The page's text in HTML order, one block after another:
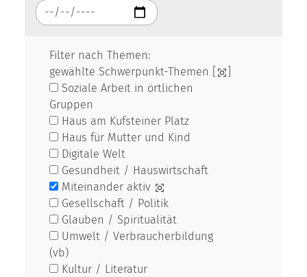
Filter nach Themen:
gewählte Schwerpunkt-Themen [
Soziale Arbeit in örtlichen
Gruppen
Haus am Kufsteiner Platz
Haus für Mutter und Kind
Digitale Welt
Gesundheit / Hauswirtschaft
Miteinander aktiv
Gesellschaft / Politik
Glauben / Spiritualität
Umwelt / Verbraucherbildung
(vb)
Kultur / Literatur